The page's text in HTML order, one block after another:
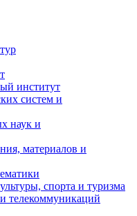
институт
систем и
наук и
материалов и
спорта и туризма
телекоммуникаций